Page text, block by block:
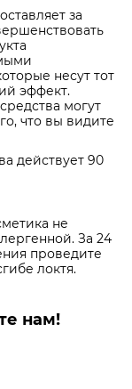
за
несут тот
эффект.
могут
что вы видите
действует 90
не
За 24
проведите
локтя.
нам!